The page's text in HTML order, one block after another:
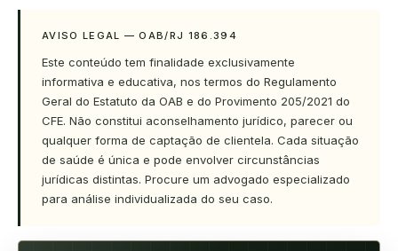
AVISO LEGAL — OAB/RJ 186.394
Este conteúdo tem finalidade exclusivamente
informativa e educativa, nos termos do Regulamento
Geral do Estatuto da OAB e do Provimento 205/2021 do
CFE. Não constitui aconselhamento jurídico, parecer ou
qualquer forma de captação de clientela. Cada situação
de saúde é única e pode envolver circunstâncias
jurídicas distintas. Procure um advogado especializado
para análise individualizada do seu caso.